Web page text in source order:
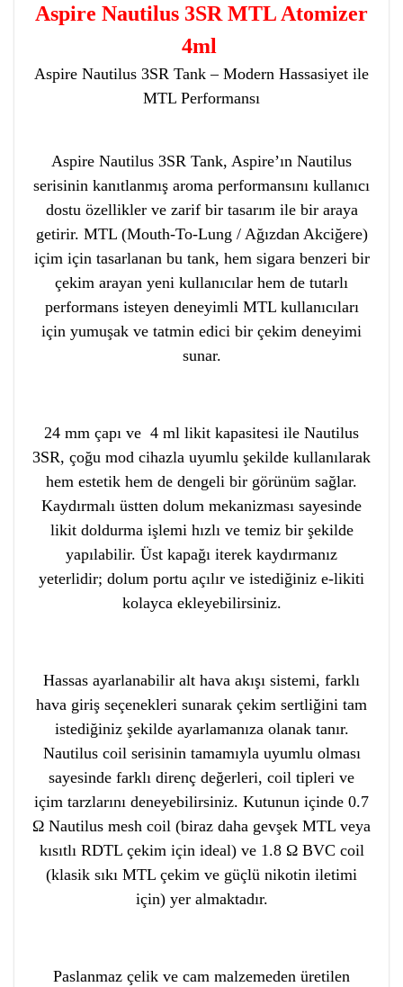
Aspire Nautilus 3SR MTL Atomizer
4ml
Aspire Nautilus 3SR Tank – Modern Hassasiyet ile
MTL Performansı
Aspire Nautilus 3SR Tank, Aspire’ın Nautilus
serisinin kanıtlanmış aroma performansını kullanıcı
dostu özellikler ve zarif bir tasarım ile bir araya
getirir. MTL (Mouth-To-Lung / Ağızdan Akciğere)
içim için tasarlanan bu tank, hem sigara benzeri bir
çekim arayan yeni kullanıcılar hem de tutarlı
performans isteyen deneyimli MTL kullanıcıları
için yumuşak ve tatmin edici bir çekim deneyimi
sunar.
24 mm çapı ve 4 ml likit kapasitesi ile Nautilus
3SR, çoğu mod cihazla uyumlu şekilde kullanılarak
hem estetik hem de dengeli bir görünüm sağlar.
Kaydırmalı üstten dolum mekanizması sayesinde
likit doldurma işlemi hızlı ve temiz bir şekilde
yapılabilir. Üst kapağı iterek kaydırmanız
yeterlidir; dolum portu açılır ve istediğiniz e-likiti
kolayca ekleyebilirsiniz.
Hassas ayarlanabilir alt hava akışı sistemi, farklı
hava giriş seçenekleri sunarak çekim sertliğini tam
istediğiniz şekilde ayarlamanıza olanak tanır.
Nautilus coil serisinin tamamıyla uyumlu olması
sayesinde farklı direnç değerleri, coil tipleri ve
içim tarzlarını deneyebilirsiniz. Kutunun içinde 0.7
Ω Nautilus mesh coil (biraz daha gevşek MTL veya
kısıtlı RDTL çekim için ideal) ve 1.8 Ω BVC coil
(klasik sıkı MTL çekim ve güçlü nikotin iletimi
için) yer almaktadır.
Paslanmaz çelik ve cam malzemeden üretilen